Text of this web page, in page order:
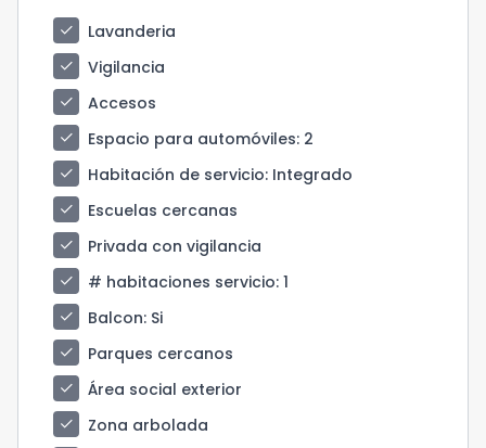
check
Lavanderia
check
Vigilancia
check
Accesos
check
Espacio para automóviles: 2
check
Habitación de servicio: Integrado
check
Escuelas cercanas
check
Privada con vigilancia
check
# habitaciones servicio: 1
check
Balcon: Si
check
Parques cercanos
check
Área social exterior
check
Zona arbolada